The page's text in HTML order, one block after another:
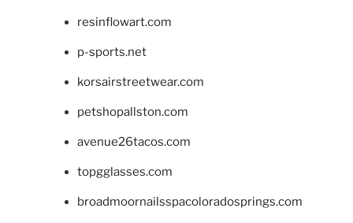
resinflowart.com
p-sports.net
korsairstreetwear.com
petshopallston.com
avenue26tacos.com
topgglasses.com
broadmoornailsspacoloradosprings.com